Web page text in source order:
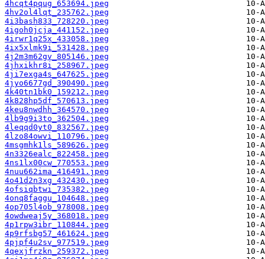
4hcqt4pqug_653694.jpeg
4hv2ol4lqt_235762.jpeg
4i3bash833_728220.jpeg
4igoh0jcja_441152.jpeg
4irwr1q25x_433058.jpeg
4ix5xlmk9i_531428.jpeg
4j2m3m62gv_805146.jpeg
4jhxikhr8i_258967.jpeg
4ji7exga4s_647625.jpeg
4jyo6677gd_390490.jpeg
4k40tn1bk0_159212.jpeg
4k828hp5df_570613.jpeg
4keu8nwdhh_364570.jpeg
4lb9g9i3to_362504.jpeg
4leqqd0yt0_832567.jpeg
4lzo84owvi_110796.jpeg
4msgmhk1ls_589626.jpeg
4n3326ealc_822458.jpeg
4ns1lx00cw_770553.jpeg
4nuu662ima_416491.jpeg
4o41d2n3xg_432430.jpeg
4ofsiqbtwi_735382.jpeg
4onq8faggu_104648.jpeg
4op705l4ob_978008.jpeg
4owdweaj5y_368018.jpeg
4p1rpw3ibr_110844.jpeg
4p9rfsbg57_461624.jpeg
4pjpf4u2sv_977519.jpeg
4qexjfrzkn_259372.jpeg